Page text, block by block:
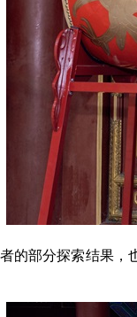
的部分探索结果